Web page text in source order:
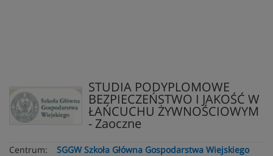
STUDIA PODYPLOMOWE
BEZPIECZEŃSTWO I JAKOŚĆ W
ŁAŃCUCHU ŻYWNOŚCIOWYM
- Zaoczne
Centrum:
SGGW Szkoła Główna Gospodarstwa Wiejskiego